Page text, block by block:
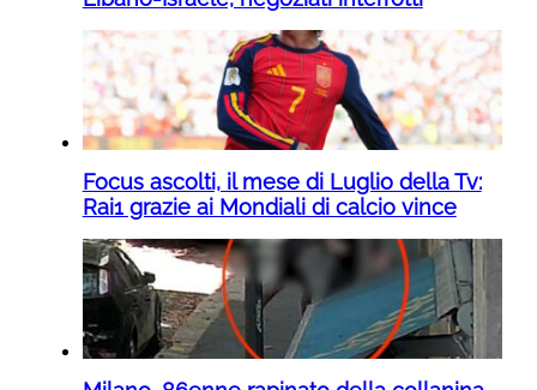
Focus ascolti, il mese di Luglio della Tv:
Rai1 grazie ai Mondiali di calcio vince